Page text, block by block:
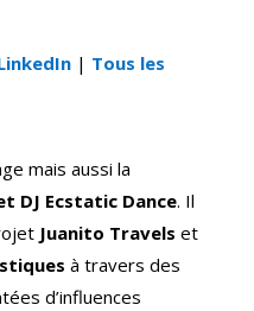
| Tous les
mais aussi la
DJ Ecstatic Dance. Il
Juanito Travels et
à travers des
d’influences